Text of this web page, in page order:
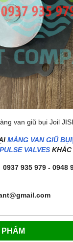
van giũ bụi Joil
MÀNG VAN GIŨ
VALVES KHÁC
935 979 - 0948